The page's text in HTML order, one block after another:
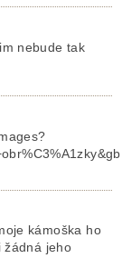
nebude tak
kámoška ho
žádná jeho